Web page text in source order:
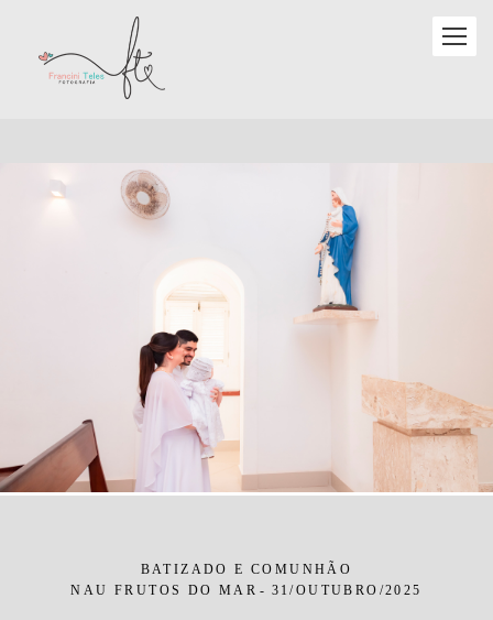
BATIZADO E COMUNHÃO
NAU FRUTOS DO MAR
31/OUTUBRO/2025